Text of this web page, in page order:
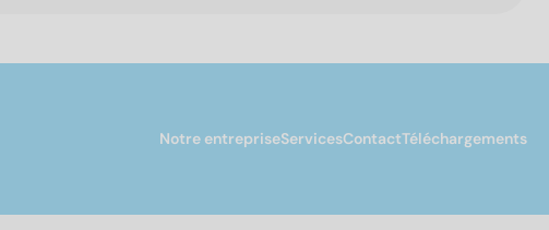
Notre entrepriseServicesContactTéléchargements